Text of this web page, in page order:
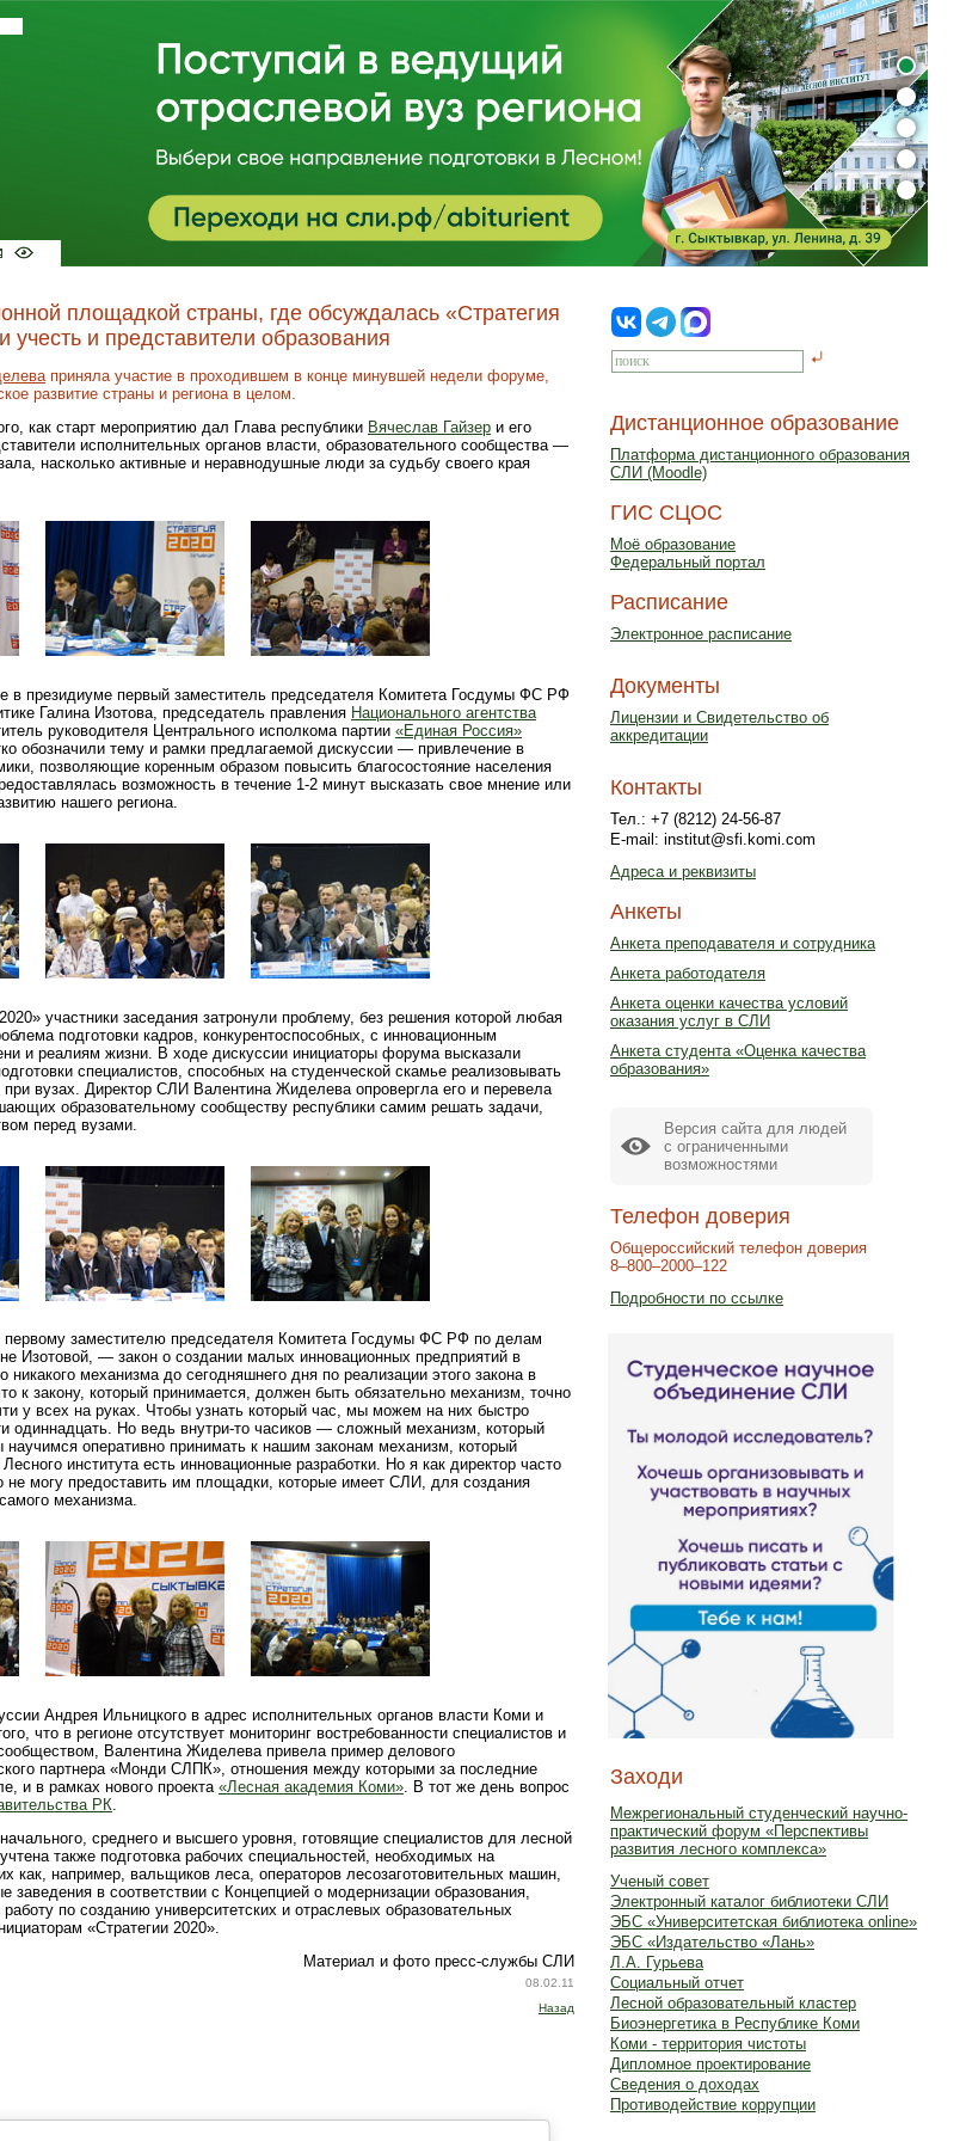
площадкой страны, где обсуждалась «Стратегия
и представители образования
приняла участие в проходившем в конце минувшей недели форуме,
развитие страны и региона в целом.
как старт мероприятию дал Глава республики Вячеслав Гайзер и его
исполнительных органов власти, образовательного сообщества —
насколько активные и неравнодушные люди за судьбу своего края
в президиуме первый заместитель председателя Комитета Госдумы ФС РФ
Галина Изотова, председатель правления Национального агентства
руководителя Центрального исполкома партии «Единая Россия»
обозначили тему и рамки предлагаемой дискуссии — привлечение в
позволяющие коренным образом повысить благосостояние населения
возможность в течение 1-2 минут высказать свое мнение или
нашего региона.
участники заседания затронули проблему, без решения которой любая
подготовки кадров, конкурентоспособных, с инновационным
и реалиям жизни. В ходе дискуссии инициаторы форума высказали
специалистов, способных на студенческой скамье реализовывать
вузах. Директор СЛИ Валентина Жиделева опровергла его и перевела
образовательному сообществу республики самим решать задачи,
перед вузами.
заместителю председателя Комитета Госдумы ФС РФ по делам
Изотовой, — закон о создании малых инновационных предприятий в
механизма до сегодняшнего дня по реализации этого закона в
к закону, который принимается, должен быть обязательно механизм, точно
у всех на руках. Чтобы узнать который час, мы можем на них быстро
одиннадцать. Но ведь внутри-то часиков — сложный механизм, который
оперативно принимать к нашим законам механизм, который
института есть инновационные разработки. Но я как директор часто
не могу предоставить им площадки, которые имеет СЛИ, для создания
механизма.
Андрея Ильницкого в адрес исполнительных органов власти Коми и
что в регионе отсутствует мониторинг востребованности специалистов и
Валентина Жиделева привела пример делового
партнера «Монди СЛПК», отношения между которыми за последние
и в рамках нового проекта «Лесная академия Коми» . В тот же день вопрос
РК
среднего и высшего уровня, готовящие специалистов для лесной
также подготовка рабочих специальностей, необходимых на
как, например, вальщиков леса, операторов лесозаготовительных машин,
в соответствии с Концепцией о модернизации образования,
по созданию университетских и отраслевых образовательных
«Стратегии 2020».
Материал и фото пресс-службы СЛИ
08.02.11
Назад
Дистанционное образование
Платформа дистанционного образования
СЛИ (Moodle)
ГИС СЦОС
Моё образование
Федеральный портал
Расписание
Электронное расписание
Документы
Лицензии и Свидетельство об
аккредитации
Контакты
Тел.: +7 (8212) 24-56-87
E-mail: institut@sfi.komi.com
Адреса и реквизиты
Анкеты
Анкета преподавателя и сотрудника
Анкета работодателя
Анкета оценки качества условий
оказания услуг в СЛИ
Анкета студента «Оценка качества
образования»
Версия сайта для людей
с ограниченными
возможностями
Телефон доверия
Общероссийский телефон доверия
8–800–2000–122
Подробности по ссылке
Заходи
Межрегиональный студенческий научно-
практический форум «Перспективы
развития лесного комплекса»
Ученый совет
Электронный каталог библиотеки СЛИ
ЭБС «Университетская библиотека online»
ЭБС «Издательство «Лань»
Л.А. Гурьева
Социальный отчет
Лесной образовательный кластер
Биоэнергетика в Республике Коми
Коми - территория чистоты
Дипломное проектирование
Сведения о доходах
Противодействие коррупции